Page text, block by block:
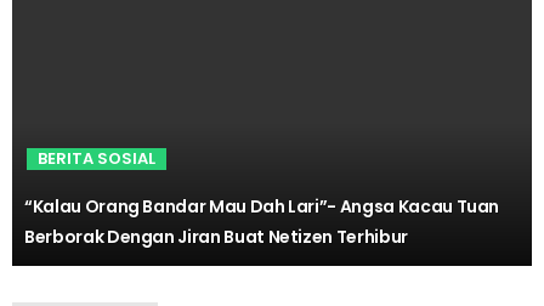
BERITA SOSIAL
“Kalau Orang Bandar Mau Dah Lari”- Angsa Kacau Tuan
Berborak Dengan Jiran Buat Netizen Terhibur